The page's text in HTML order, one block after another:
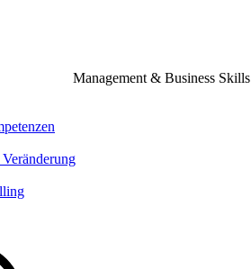
Management & Business Skills